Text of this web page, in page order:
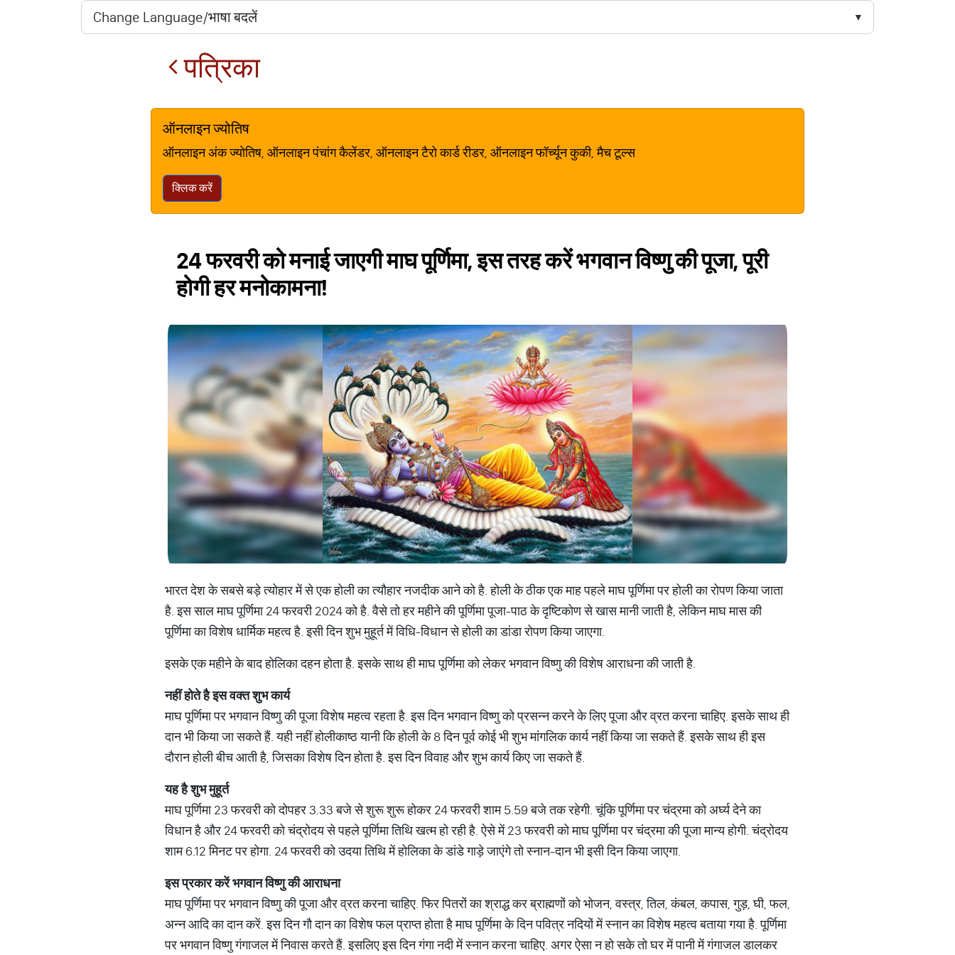
पत्रिका
ऑनलाइन ज्योतिष
ऑनलाइन अंक ज्योतिष, ऑनलाइन पंचांग कैलेंडर, ऑनलाइन टैरो कार्ड रीडर, ऑनलाइन फॉर्च्यून कुकी, मैच टूल्स
क्लिक करें
24 फरवरी को मनाई जाएगी माघ पूर्णिमा, इस तरह करें भगवान विष्णु की पूजा, पूरी
होगी हर मनोकामना!
भारत देश के सबसे बड़े त्योहार में से एक होली का त्यौहार नजदीक आने को है. होली के ठीक एक माह पहले माघ पूर्णिमा पर होली का रोपण किया जाता
है. इस साल माघ पूर्णिमा 24 फरवरी 2024 को है. वैसे तो हर महीने की पूर्णिमा पूजा-पाठ के दृष्टिकोण से खास मानी जाती है, लेकिन माघ मास की
पूर्णिमा का विशेष धार्मिक महत्व है. इसी दिन शुभ मुहूर्त में विधि-विधान से होली का डांडा रोपण किया जाएगा.
इसके एक महीने के बाद होलिका दहन होता है. इसके साथ ही माघ पूर्णिमा को लेकर भगवान विष्णु की विशेष आराधना की जाती है.
नहींहोतेहैइसवक्तशुभकार्य
माघ पूर्णिमा पर भगवान विष्णु की पूजा विशेष महत्व रहता है. इस दिन भगवान विष्णु को प्रसन्न करने के लिए पूजा और व्रत करना चाहिए. इसके साथ ही
दान भी किया जा सकते हैं. यही नहीं होलीकाष्ठ यानी कि होली के 8 दिन पूर्व कोई भी शुभ मांगलिक कार्य नहीं किया जा सकते हैं. इसके साथ ही इस
दौरान होली बीच आती है, जिसका विशेष दिन होता है. इस दिन विवाह और शुभ कार्य किए जा सकते हैं.
यहहैशुभमुहूर्त
माघ पूर्णिमा 23 फरवरी को दोपहर 3.33 बजे से शुरू शुरू होकर 24 फरवरी शाम 5.59 बजे तक रहेगी. चूंकि पूर्णिमा पर चंद्रमा को अर्घ्य देने का
विधान है और 24 फरवरी को चंद्रोदय से पहले पूर्णिमा तिथि खत्म हो रही है. ऐसे में 23 फरवरी को माघ पूर्णिमा पर चंद्रमा की पूजा मान्य होगी. चंद्रोदय
शाम 6.12 मिनट पर होगा. 24 फरवरी को उदया तिथि में होलिका के डांडे गाड़े जाएंगे तो स्नान-दान भी इसी दिन किया जाएगा.
इसप्रकारकरेंभगवानविष्णुकीआराधना
माघ पूर्णिमा पर भगवान विष्णु की पूजा और व्रत करना चाहिए. फिर पितरों का श्राद्ध कर ब्राह्मणों को भोजन, वस्त्र, तिल, कंबल, कपास, गुड़, घी, फल,
अन्न आदि का दान करें. इस दिन गौ दान का विशेष फल प्राप्त होता है माघ पूर्णिमा के दिन पवित्र नदियों में स्नान का विशेष महत्व बताया गया है. पूर्णिमा
पर भगवान विष्णु गंगाजल में निवास करते हैं. इसलिए इस दिन गंगा नदी में स्नान करना चाहिए. अगर ऐसा न हो सके तो घर में पानी में गंगाजल डालकर